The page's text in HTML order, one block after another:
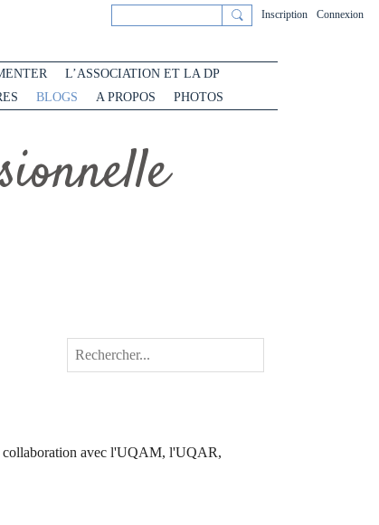
Inscription Connexion
L’ASSOCIATION ET LA DP
BLOGS A PROPOS PHOTOS
collaboration avec l'UQAM, l'UQAR,